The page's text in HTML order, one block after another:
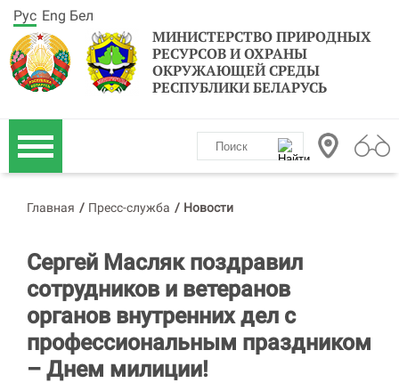
МИНИСТЕРСТВО ПРИРОДНЫХ
РЕСУРСОВ И ОХРАНЫ
ОКРУЖАЮЩЕЙ СРЕДЫ
РЕСПУБЛИКИ БЕЛАРУСЬ
Рус Eng Бел
Главная / Пресс-служба / Новости
Сергей Масляк поздравил
сотрудников и ветеранов
органов внутренних дел с
профессиональным праздником
– Днем милиции!